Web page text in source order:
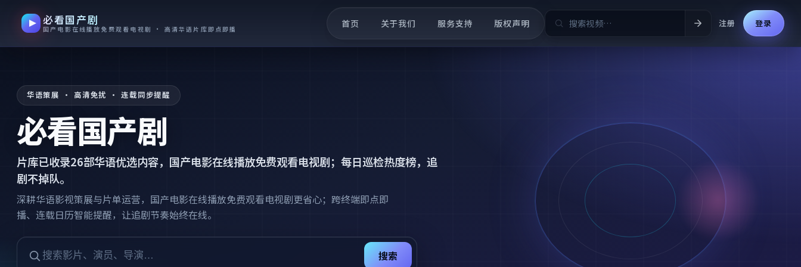
跳过导航，进入正文
必看国产剧
国产电影在线播放免费观看电视剧 · 高清华语片库即点即播 首页 关于我们 服务支持 版权声明 注册 登录
华语策展 · 高清免扰 · 连载同步提醒
必看国产剧
片库已收录26部华语优选内容， 国产电影在线播放免费观看电视剧；每日巡检热度榜，追
剧不掉队。
深耕华语影视策展与片单运营，国产电影在线播放免费观看电视剧更省心；跨终端即点即
播、连载日历智能提醒，让追剧节奏始终在线。
搜索